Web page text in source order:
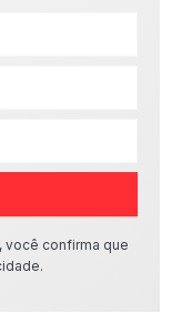
você confirma que